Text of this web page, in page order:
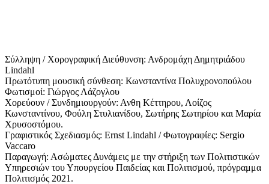
Σύλληψη / Χορογραφική Διεύθυνση: Ανδρομάχη Δημητριάδου
Lindahl
Πρωτότυπη μουσική σύνθεση: Κωνσταντίνα Πολυχρονοπούλου
Φωτισμοί: Γιώργος Λάζογλου
Χορεύουν / Συνδημιουργούν: Ανθη Κέττηρου, Λοίζος
Κωνσταντίνου, Φούλη Στυλιανίδου, Σωτήρης Σωτηρίου και Μαρία
Χρυσοστόμου.
Γραφιστικός Σχεδιασμός: Ernst Lindahl / Φωτογραφίες: Sergio
Vaccaro
Παραγωγή: Ασώματες Δυνάμεις με την στήριξη των Πολιτιστικών
Υπηρεσιών του Υπουργείου Παιδείας και Πολιτισμού, πρόγραμμα
Πολιτισμός 2021.